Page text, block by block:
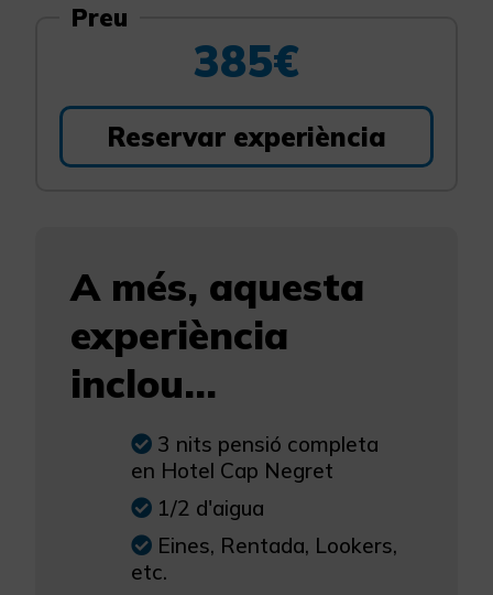
Preu
385€
Reservar experiència
A més, aquesta
experiència
inclou...
3 nits pensió completa
en Hotel Cap Negret
1/2 d'aigua
Eines, Rentada, Lookers,
etc.